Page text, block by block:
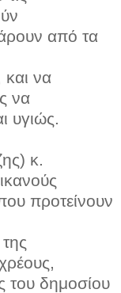
από τα
να
να
υγιώς.
κ.
προτείνουν
του δημοσίου